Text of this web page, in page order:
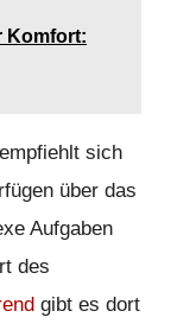
Komfort:
sich
über das
Aufgaben
des
gibt es dort